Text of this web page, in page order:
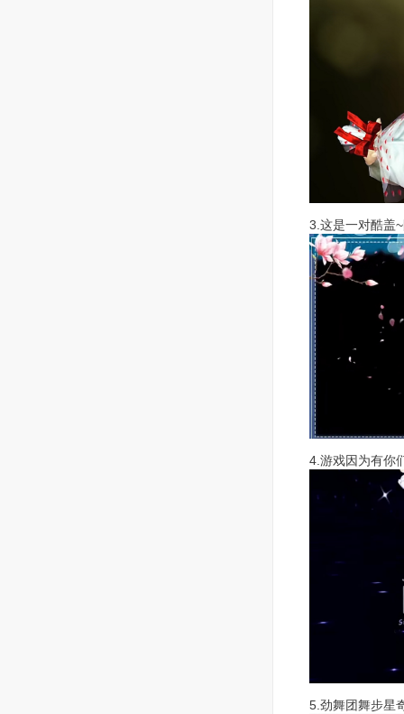
3.这是一对酷盖
4.游戏因为有你
5.劲舞团舞步星